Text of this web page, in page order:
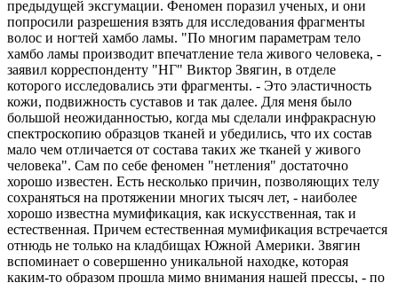
предыдущей эксгумации. Феномен поразил ученых, и они
попросили разрешения взять для исследования фрагменты
волос и ногтей хамбо ламы. "По многим параметрам тело
хамбо ламы производит впечатление тела живого человека, -
заявил корреспонденту "НГ" Виктор Звягин, в отделе
которого исследовались эти фрагменты. - Это эластичность
кожи, подвижность суставов и так далее. Для меня было
большой неожиданностью, когда мы сделали инфракрасную
спектроскопию образцов тканей и убедились, что их состав
мало чем отличается от состава таких же тканей у живого
человека". Сам по себе феномен "нетления" достаточно
хорошо известен. Есть несколько причин, позволяющих телу
сохраняться на протяжении многих тысяч лет, - наиболее
хорошо известна мумификация, как искусственная, так и
естественная. Причем естественная мумификация встречается
отнюдь не только на кладбищах Южной Америки. Звягин
вспоминает о совершенно уникальной находке, которая
каким-то образом прошла мимо внимания нашей прессы, - по